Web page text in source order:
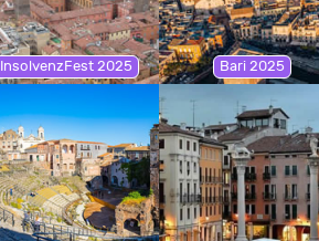
InsolvenzFest 2025 Bari 2025